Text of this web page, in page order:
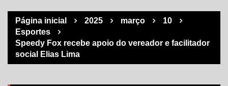
Página inicial 2025 março
10
Esportes
Speedy Fox recebe apoio do vereador e facilitador
social Elias Lima